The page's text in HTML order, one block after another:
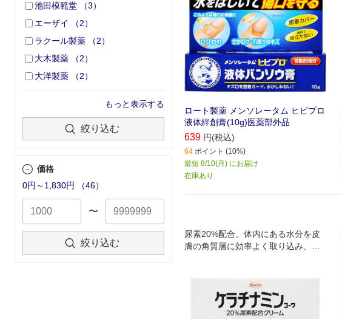
池田模範堂
（3）
エーザイ
（2）
ラクール製薬
（2）
大木製薬
（2）
大洋製薬
（2）
もっと表示する
絞り込む
価格
0円～1,830円
（46）
〜
絞り込む
ロート製薬 メンソレータム ヒビプロ
液体絆創膏(10g)医薬部外品
639 円(税込)
64 ポイント (10%)
最短 8/10(月) にお届け
在庫あり
尿素20%配合。体内にある水分を皮
膚の角質層に効率よく取り込み、皮